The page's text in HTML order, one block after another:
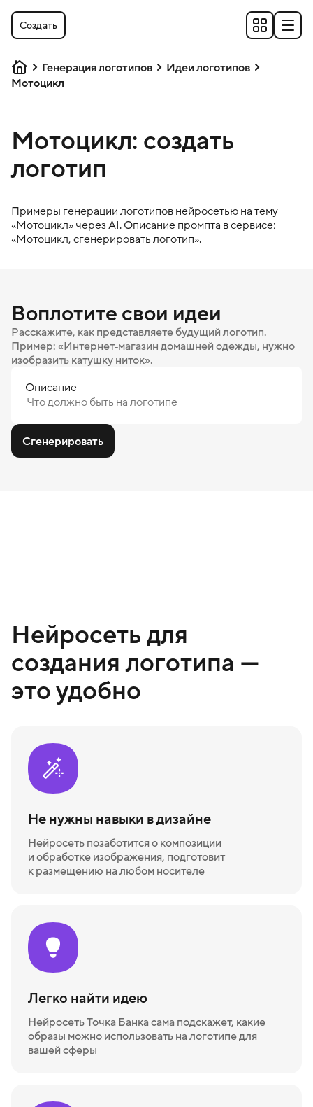
Создать
Генерация логотипов
Идеи логотипов
Мотоцикл
Мотоцикл: создать
логотип
Примеры генерации логотипов нейросетью на тему
«Мотоцикл» через AI. Описание промпта в сервисе:
«Мотоцикл, сгенерировать логотип».
Воплотите свои идеи
Расскажите, как представляете будущий логотип.
Пример: «Интернет‑магазин домашней одежды, нужно
изобразить катушку ниток».
Описание
Сгенерировать
Нейросеть для
создания логотипа —
это удобно
Не нужны навыки в дизайне
Нейросеть позаботится о композиции
и обработке изображения, подготовит
к размещению на любом носителе
Легко найти идею
Нейросеть Точка Банка сама подскажет, какие
образы можно использовать на логотипе для
вашей сферы